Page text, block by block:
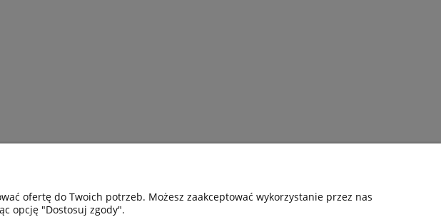
Twoje zamówienia
ofertę do Twoich potrzeb. Możesz zaakceptować wykorzystanie przez nas
opcję "Dostosuj zgody".